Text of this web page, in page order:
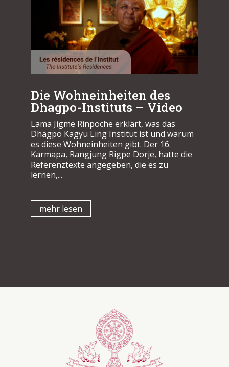
Die Wohneinheiten des
Dhagpo-Instituts – Video
Lama Jigme Rinpoche erklärt, was das
Dhagpo Kagyu Ling Institut ist und warum
es diese Wohneinheiten gibt. Der 16.
Karmapa, Rangjung Rigpe Dorje, hatte die
Referenztexte angegeben, die es zu
lernen,...
mehr lesen